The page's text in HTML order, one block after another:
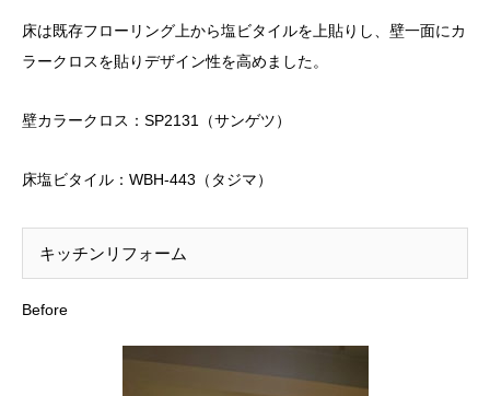
床は既存フローリング上から塩ビタイルを上貼りし、壁一面にカ
ラークロスを貼りデザイン性を高めました。
壁カラークロス：SP2131（サンゲツ）
床塩ビタイル：WBH-443（タジマ）
キッチンリフォーム
Before